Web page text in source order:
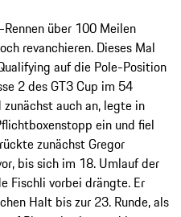
über 100 Meilen
revanchieren. Dieses Mal
auf die Pole-Position
2 des GT3 Cup im 54
auch an, legte in
ein und fiel
zunächst Gregor
bis sich im 18. Umlauf der
Fischli vorbei drängte. Er
Halt bis zur 23. Runde, als